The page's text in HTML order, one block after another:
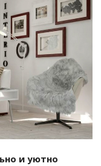
и уютно